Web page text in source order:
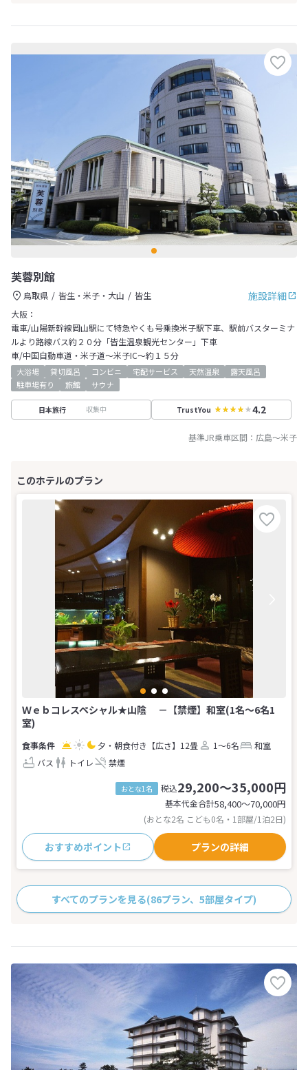
芙蓉別館
施設詳細
鳥取県 皆生・米子・大山
皆生
大阪：
電車/山陽新幹線岡山駅にて特急やくも号乗換米子駅下車、駅前バスターミナ
ルより路線バス約２０分「皆生温泉観光センター」下車
車/中国自動車道・米子道～米子IC～約１５分
大浴場 貸切風呂 コンビニ 宅配サービス 天然温泉
露天風呂
駐車場有り
旅館 サウナ
日本旅行 収集中 TrustYou 4.2
基準JR乗車区間： 広島～米子
Ｗｅｂコレスペシャル★山陰 －【禁煙】和室(1名～6名1
室)
夕・朝食付き 【広さ】12畳 1～6名
和室
バス
トイレ 禁煙
おとな1名 税込29,200～35,000円
基本代金合計58,400〜70,000円
(おとな2名 こども0名・1部屋/1泊2日)
おすすめポイント プランの詳細
すべてのプランを見る(86プラン、5部屋タイプ)